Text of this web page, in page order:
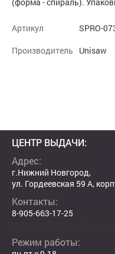
Артикул
SPRO-
Производитель
Unisaw
ЦЕНТР ВЫДАЧИ:
Адрес:
г.Нижний Новгород,
ул. Гордеевская 59 А,
Контакты:
8-905-663-17-25
Режим работы: